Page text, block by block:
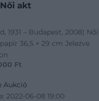
akt
1931 – Budapest, 2008) Női
36,5 × 29 cm Jelezve
Ft
Aukció
2022-06-08 19:00